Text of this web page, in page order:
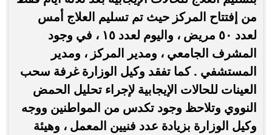
من إفتتاح المركز حيث تم تسليم العلاج أمس
لعدد ٥٠ مريض ، واليوم لعدد ١٥ ، في وجود
المشرف الجامعي ، ومدير المركز ، ومدير
المستشفي . كما تفقد وكيل الوزارة غرفة سحب
العينات للحالات الإيجابية لإجراء تحليل الحمض
النووي وتلاحظ وجود تكدس من المواطنين ووجه
وكيل الوزارة بزيادة عدد فنيين المعمل ، وهيئة